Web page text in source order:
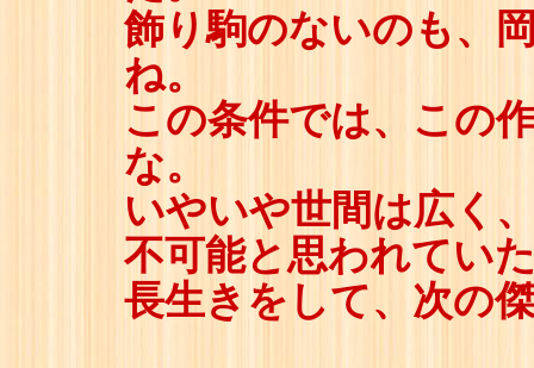
飾り駒のないのも、
ね。
この条件では、この
な。
いやいや世間は広く
不可能と思われてい
長生きをして、次の